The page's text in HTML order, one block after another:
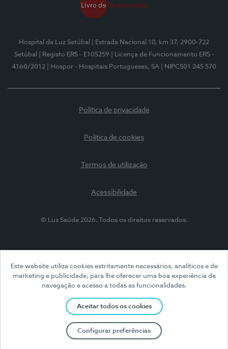
Este website utiliza cookies estritamente necessários, analíticos e de
marketing e publicidade, para lhe oferecer uma boa experiência de
navegação e acesso a todas as funcionalidades.
Aceitar todos os cookies
Configurar preferências
Hospital da Luz Setúbal
| Estrada Nacional 10, km 37, 2900-722
Setúbal
| Registo ERS - E105259
| Licença de Funcionamento ERS -
4160/2012
| Hospor - Hospitais Portugueses, SA | NIPC501 245 570
Política de privacidade
Política de cookies
Termos de utilização
Acessibilidade
© Luz Saúde 2026. Todos os direitos reservados.